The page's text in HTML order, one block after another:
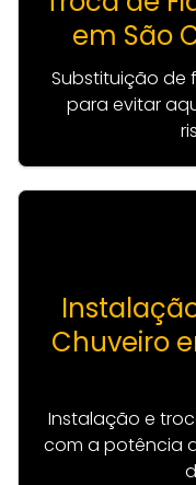
em São
Substituição de
para evitar
Chuveiro
Instalação e
com a potência